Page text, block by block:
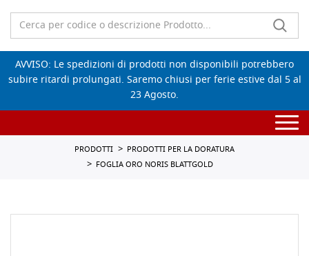
Wishlist vuota
AVVISO: Le spedizioni di prodotti non disponibili potrebbero
subire ritardi prolungati. Saremo chiusi per ferie estive dal 5 al
23 Agosto.
PRODOTTI
PRODOTTI PER LA DORATURA
FOGLIA ORO NORIS BLATTGOLD